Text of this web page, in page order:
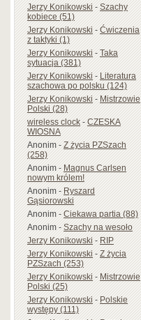
Jerzy Konikowski-Szachy
kobiece (51)
Jerzy Konikowski-Ćwiczenia
z taktyki (1)
Jerzy Konikowski-Taka
sytuacja (381)
Jerzy Konikowski-Literatura
szachowa po polsku (124)
Jerzy Konikowski-Mistrzowie
Polski (28)
wireless clock-CZESKA
WIOSNA
Anonim-Z życia PZSzach
(258)
Anonim-Magnus Carlsen
nowym królem!
Anonim-Ryszard
Gąsiorowski
Anonim-Ciekawa partia (88)
Anonim-Szachy na wesoło
Jerzy Konikowski-RIP
Jerzy Konikowski-Z życia
PZSzach (253)
Jerzy Konikowski-Mistrzowie
Polski (25)
Jerzy Konikowski-Polskie
występy (111)